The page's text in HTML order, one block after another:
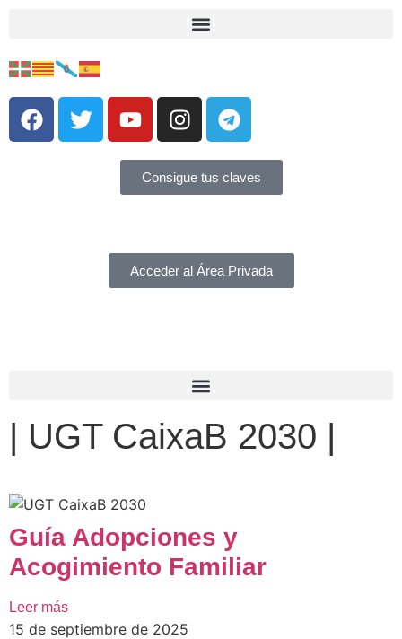
Consigue tus claves
Acceder al Área Privada
| UGT CaixaB 2030 |
Guía Adopciones y
Acogimiento Familiar
Leer más
15 de septiembre de 2025